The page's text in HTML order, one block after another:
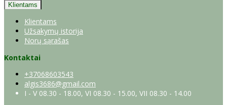
Klientams
Klientams
Užsakymų istorija
Norų sąrašas
Kontaktai
+37068603543
algis3686@gmail.com
I - V 08.30 - 18.00, VI 08.30 - 15.00, VII 08.30 - 14.00